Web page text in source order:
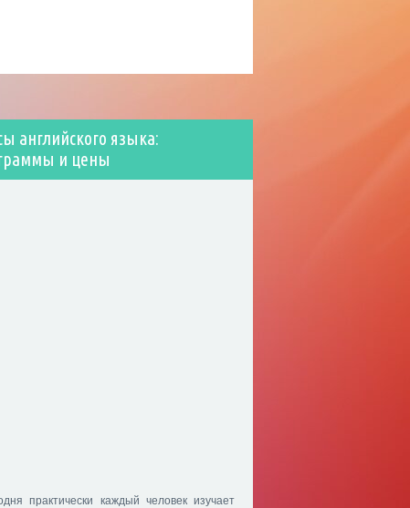
английского языка:
и цены
практически каждый человек изучает